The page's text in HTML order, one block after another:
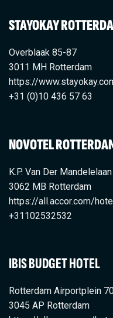
STAYOKAY
Overblaak 85-87
3011 MH Rotterdam
https://
+31 (0)10 436 57 63
NOVOTEL
K.P. Van Der
3062 MB Rotterdam
https://all.accor.com/
+31102532532
IBIS BUDGET HOTEL
Rotterdam Airportplein
3045 AP Rotterdam